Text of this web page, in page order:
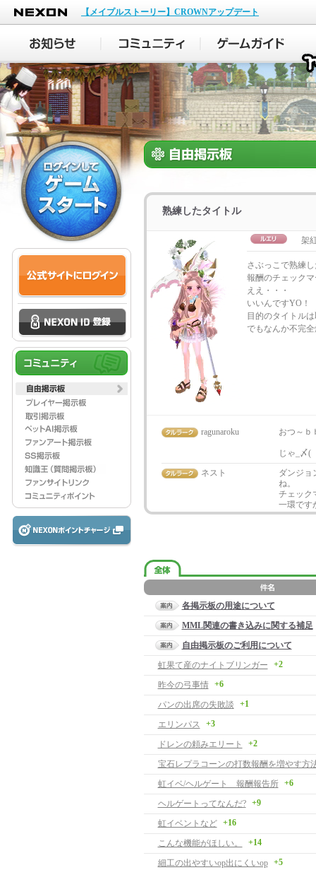
NEXON
【メイプルストーリー】CROWNアップデート
熟練したタイトル
架
さぶっこで熟練
報酬のチェック
ええ・・・
いいんですYO！
目的のタイトル
でもなんか不完
ragunaroku おつ～ｂ
じゃ_〆
ネスト
ダンジョ
ね。
チェック
一環です
各掲示板の用途について
MML関連の書き込みに関する補足
自由掲示板のご利用について
虹果て産のナイトブリンガー
+2
昨今の弓事情 +6
パンの出席の失敗談 +1
エリンパス +3
ドレンの頼みエリート +2
宝石レプラコーンの打数報酬を増やす方
虹イベ/ヘルゲート 報酬報告所
+6
ヘルゲートってなんだ? +9
虹イベントなど +16
こんな機能がほしい。 +14
細工の出やすいop出にくいop +5